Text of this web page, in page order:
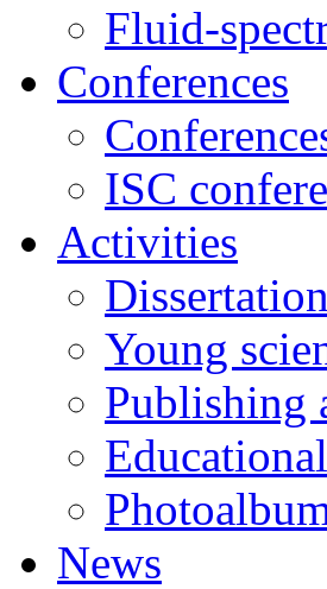
Fluid-
Conferences
ISC
Activities
Young
Publishing
News